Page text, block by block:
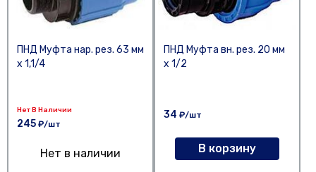
ПНД Муфта нар. рез. 63 мм
х 1,1/4
Нет В Наличии
245 ₽/шт
Нет в наличии
ПНД Муфта вн. рез. 20 мм
х 1/2
34 ₽/шт
В корзину